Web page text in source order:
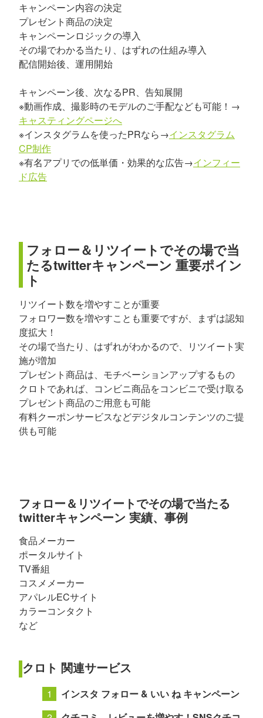
キャンペーン内容の決定
プレゼント商品の決定
キャンペーンロジックの導入
その場でわかる当たり、はずれの仕組み導入
配信開始後、運用開始
キャンペーン後、次なるPR、告知展開
※動画作成、撮影時のモデルのご手配なども可能！→
キャスティングページへ
※インスタグラムを使ったPRなら→インスタグラム
CP制作
※有名アプリでの低単価・効果的な広告→インフィー
ド広告
フォロー＆リツイートでその場で当
たるtwitterキャンペーン 重要ポイン
ト
リツイート数を増やすことが重要
フォロワー数を増やすことも重要ですが、まずは認知
度拡大！
その場で当たり、はずれがわかるので、リツイート実
施が増加
プレゼント商品は、モチベーションアップするもの
クロトであれば、コンビニ商品をコンビニで受け取る
プレゼント商品のご用意も可能
有料クーポンサービスなどデジタルコンテンツのご提
供も可能
フォロー＆リツイートでその場で当たる
twitterキャンペーン 実績、事例
食品メーカー
ポータルサイト
TV番組
コスメメーカー
アパレルECサイト
カラーコンタクト
など
クロト 関連サービス
インスタ フォロー & いい ね キャンペーン